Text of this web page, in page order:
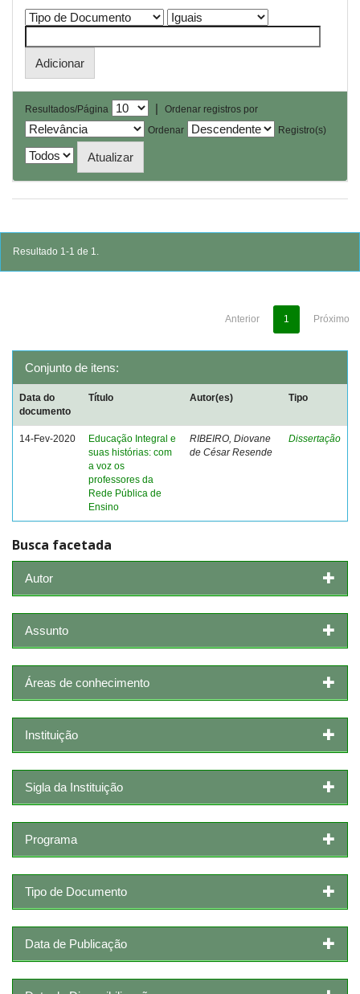
Resultados/Página |
Ordenar registros por
Ordenar
Registro(s)
Resultado 1-1 de 1.
Anterior 1 Próximo
Conjunto de itens:
Data do
documento
Título Autor(es) Tipo
14-Fev-2020
Educação Integral e
suas histórias: com
a voz os
professores da
Rede Pública de
Ensino
RIBEIRO, Diovane
de César Resende
Dissertação
Busca facetada
Autor
Assunto
Áreas de conhecimento
Instituição
Sigla da Instituição
Programa
Tipo de Documento
Data de Publicação